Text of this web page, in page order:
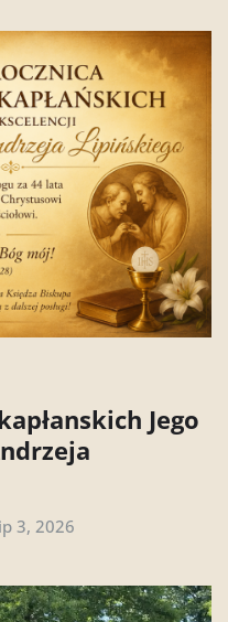
Jego
3, 2026